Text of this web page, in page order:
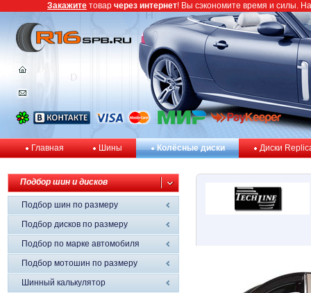
Главная Шины Колёсные диски Диски
Подбор шин и дисков
Подбор шин по размеру
Подбор дисков по размеру
Подбор по марке автомобиля
Подбор мотошин по размеру
Шинный калькулятор
Закажите товар через интернет! Вы сэкономите время и силы.